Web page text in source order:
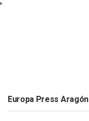
Europa Press Aragón